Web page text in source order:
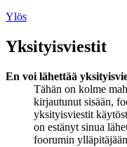
Ylös
Yksityisviestit
En voi lähettää
Tähän on kolme
kirjautunut sisään,
yksityisviestit
on estänyt sinua
foorumin